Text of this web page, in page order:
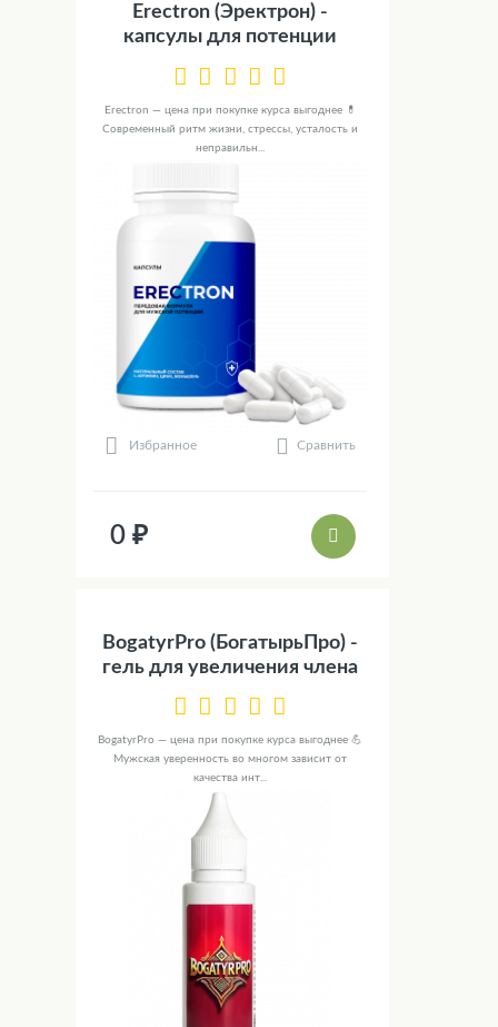
Erectron (Эректрон) -
капсулы для потенции
Erectron — цена при покупке курса выгоднее 💊
Современный ритм жизни, стрессы, усталость и
неправильн...
Избранное Сравнить
0 ₽
BogatyrPro (БогатырьПро) -
гель для увеличения члена
BogatyrPro — цена при покупке курса выгоднее 💪
Мужская уверенность во многом зависит от
качества инт...